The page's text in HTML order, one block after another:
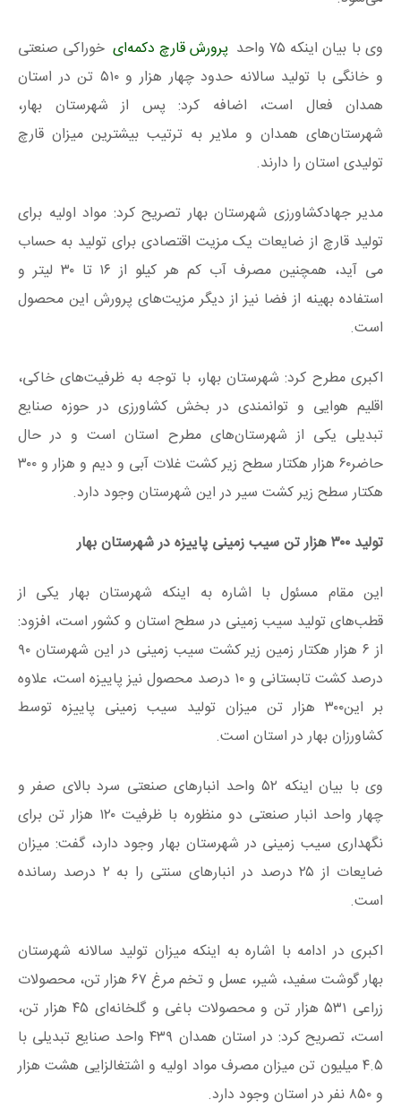
وی با بیان اینکه ۷۵ واحد پرورش قارچ دکمه‌ای خوراکی صنعتی
و خانگی با تولید سالانه حدود چهار هزار و ۵۱۰ تن در استان
همدان فعال است، اضافه کرد: پس از شهرستان بهار،
شهرستان‌های همدان و ملایر به ترتیب بیشترین میزان قارچ
تولیدی استان را دارند.
مدیر جهادکشاورزی شهرستان بهار تصریح کرد: مواد اولیه برای
تولید قارچ از ضایعات یک مزیت اقتصادی برای تولید به حساب
می آید، همچنین مصرف آب کم هر کیلو از ۱۶ تا ۳۰ لیتر و
استفاده بهینه از فضا نیز از دیگر مزیت‌های پرورش این محصول
است.
اکبری مطرح کرد: شهرستان بهار، با توجه به ظرفیت‌های خاکی،
اقلیم هوایی و توانمندی در بخش کشاورزی در حوزه صنایع
تبدیلی یکی از شهرستان‌های مطرح استان است و در حال
حاضر۶۰ هزار هکتار سطح زیر کشت غلات آبی و دیم و هزار و ۳۰۰
هکتار سطح زیر کشت سیر در این شهرستان وجود دارد.
تولید ۳۰۰ هزار تن سیب زمینی پاییزه در شهرستان بهار
این مقام مسئول با اشاره به اینکه شهرستان بهار یکی از
قطب‌های تولید سیب زمینی در سطح استان و کشور است، افزود:
از ۶ هزار هکتار زمین زیر کشت سیب زمینی در این شهرستان ۹۰
درصد کشت تابستانی و ۱۰ درصد محصول نیز پاییزه است، علاوه
بر این۳۰۰ هزار تن میزان تولید سیب زمینی پاییزه توسط
کشاورزان بهار در استان است.
وی با بیان اینکه ۵۲ واحد انبارهای صنعتی سرد بالای صفر و
چهار واحد انبار صنعتی دو منظوره با ظرفیت ۱۲۰ هزار تن برای
نگهداری سیب زمینی در شهرستان بهار وجود دارد، گفت: میزان
ضایعات از ۲۵ درصد در انبارهای سنتی را به ۲ درصد رسانده
است.
اکبری در ادامه با اشاره به اینکه میزان تولید سالانه شهرستان
بهار گوشت سفید، شیر، عسل و تخم مرغ ۶۷ هزار تن، محصولات
زراعی ۵۳۱ هزار تن و محصولات باغی و گلخانه‌ای ۴۵ هزار تن،
است، تصریح کرد: در استان همدان ۴۳۹ واحد صنایع تبدیلی با
۴.۵ میلیون تن میزان مصرف مواد اولیه و اشتغالزایی هشت هزار
و ۸۵۰ نفر در استان وجود دارد.